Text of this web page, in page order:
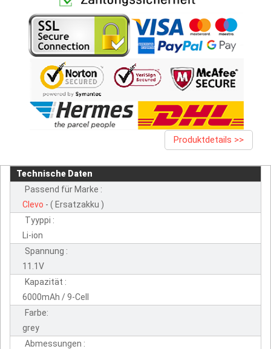
Produktdetails >>
Technische Daten
Passend für Marke :
Clevo - ( Ersatzakku )
Tyyppi :
Li-ion
Spannung :
11.1V
Kapazität :
6000mAh / 9-Cell
Farbe:
grey
Abmessungen :